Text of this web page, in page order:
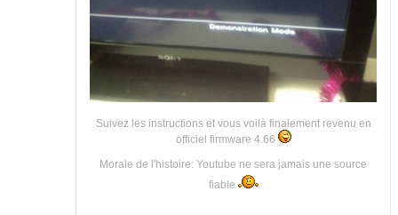
Suivez les instructions et vous voilà finalement revenu en
officiel firmware 4.66
Morale de l'histoire: Youtube ne sera jamais une source
fiable